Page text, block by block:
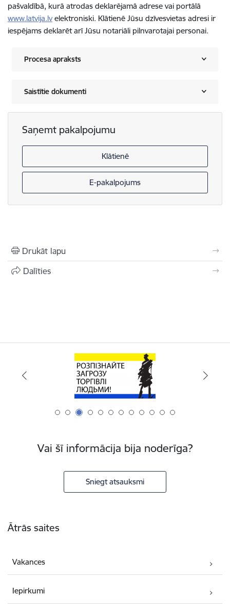
pašvaldībā, kurā atrodas deklarējamā adrese vai portālā
www.latvija.lvelektroniski. Klātienē Jūsu dzīvesvietas adresi ir
iespējams deklarēt arī Jūsu notariāli pilnvarotajai personai.
Procesa apraksts
Saistītie dokumenti
Saņemt pakalpojumu
Klātienē
E-pakalpojums
Drukāt lapu
Dalīties
Vai šī informācija bija noderīga?
Sniegt atsauksmi
Ātrās saites
Vakances
Iepirkumi